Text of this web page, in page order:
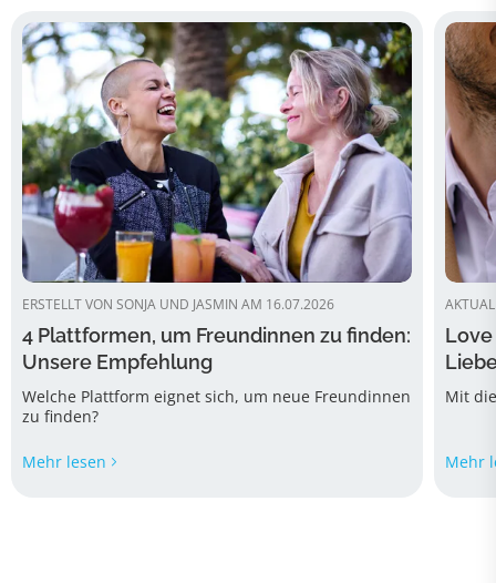
ERSTELLT VON SONJA UND JASMIN AM 16.07.2026
4 Plattformen, um Freundinnen zu finden:
Unsere Empfehlung
Welche Plattform eignet sich, um neue Freundinnen
zu finden?
Mehr lesen
Mit
Mehr